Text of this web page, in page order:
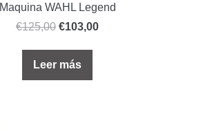
Maquina WAHL Legend
€125,00 €103,00
Leer más